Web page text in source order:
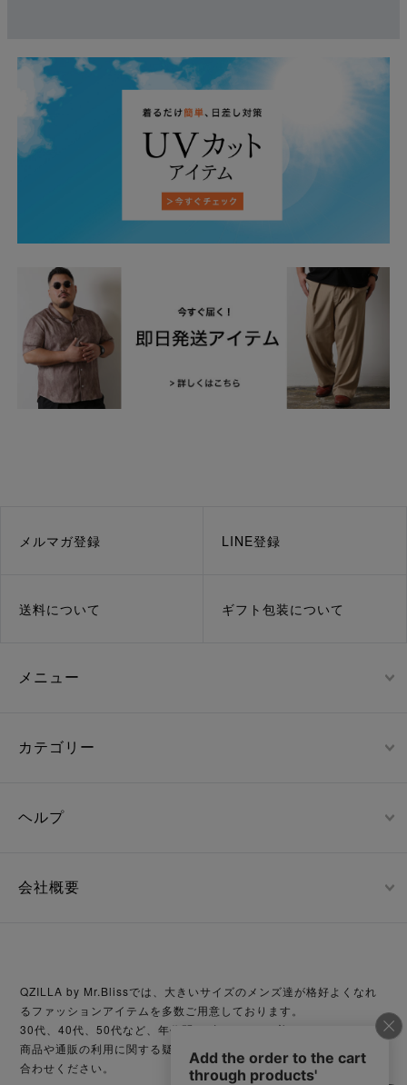
メルマガ登録 LINE登録
送料について ギフト包装について
メニュー
カテゴリー
ヘルプ
会社概要
QZILLA by Mr.Blissでは、大きいサイズのメンズ達が格好よくなれ
るファッションアイテムを多数ご用意しております。
30代、40代、50代など、年代問わずどなたでも着こなせます。
商品や通販の利用に関する疑問等がございましたら、お気軽にお問い
合わせください。